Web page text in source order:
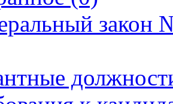
закон